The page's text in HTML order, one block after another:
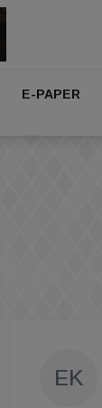
E-PAPER
EK